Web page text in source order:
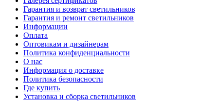
Гарантия и возврат светильников
Гарантия и ремонт светильников
Информации
Оплата
Оптовикам и дизайнерам
Политика конфиденциальности
О нас
Информация о доставке
Политика безопасности
Где купить
Установка и сборка светильников